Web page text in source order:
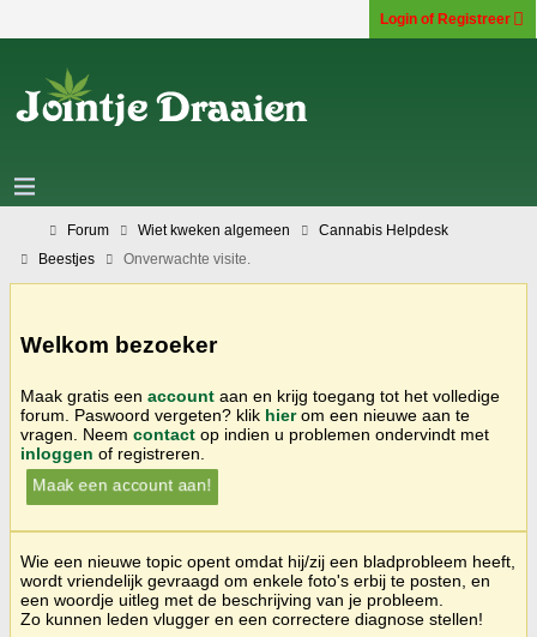
Login of Registreer
Forum Wiet kweken algemeen
Cannabis Helpdesk
Beestjes
Onverwachte visite.
Welkom bezoeker
Maak gratis een account aan en krijg toegang tot het volledige
forum. Paswoord vergeten? klik hierom een nieuwe aan te
vragen. Neem contact op indien u problemen ondervindt met
inloggen of registreren.
Maak een account aan!
Wie een nieuwe topic opent omdat hij/zij een bladprobleem heeft,
wordt vriendelijk gevraagd om enkele foto's erbij te posten, en
een woordje uitleg met de beschrijving van je probleem.
Zo kunnen leden vlugger en een correctere diagnose stellen!